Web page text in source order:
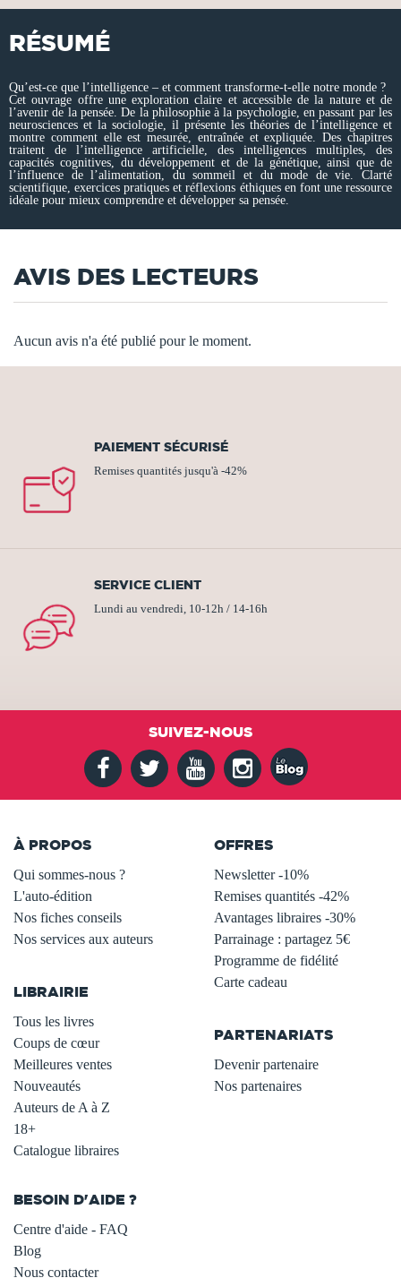
RÉSUMÉ
Qu’est-ce que l’intelligence – et comment transforme-t-elle notre monde ?
Cet ouvrage offre une exploration claire et accessible de la nature et de
l’avenir de la pensée. De la philosophie à la psychologie, en passant par les
neurosciences et la sociologie, il présente les théories de l’intelligence et
montre comment elle est mesurée, entraînée et expliquée. Des chapitres
traitent de l’intelligence artificielle, des intelligences multiples, des
capacités cognitives, du développement et de la génétique, ainsi que de
l’influence de l’alimentation, du sommeil et du mode de vie. Clarté
scientifique, exercices pratiques et réflexions éthiques en font une ressource
idéale pour mieux comprendre et développer sa pensée.
AVIS DES LECTEURS
Aucun avis n'a été publié pour le moment.
PAIEMENT SÉCURISÉ
Remises quantités jusqu'à -42%
SERVICE CLIENT
Lundi au vendredi, 10-12h / 14-16h
SUIVEZ-NOUS
À PROPOS
Qui sommes-nous ?
L'auto-édition
Nos fiches conseils
Nos services aux auteurs
LIBRAIRIE
Tous les livres
Coups de cœur
Meilleures ventes
Nouveautés
Auteurs de A à Z
18+
Catalogue libraires
OFFRES
Newsletter -10%
Remises quantités -42%
Avantages libraires -30%
Parrainage : partagez 5€
Programme de fidélité
Carte cadeau
PARTENARIATS
Devenir partenaire
Nos partenaires
BESOIN D'AIDE ?
Centre d'aide - FAQ
Blog
Nous contacter